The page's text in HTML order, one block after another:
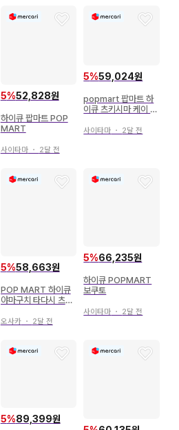
5%52,828원
하이큐 팝마트 POP
MART
사이타마・ 2달 전
5%59,024원
popmart 팝마트 하
이큐 츠키시마 케이 야
사이타마 ・ 2달 전
5%58,663원
POP MART 하이큐
야마구치 타다시 츠키
오사카・ 2달 전
5%66,235원
하이큐 POPMART
보쿠토
사이타마 ・ 2달 전
5%89,399원